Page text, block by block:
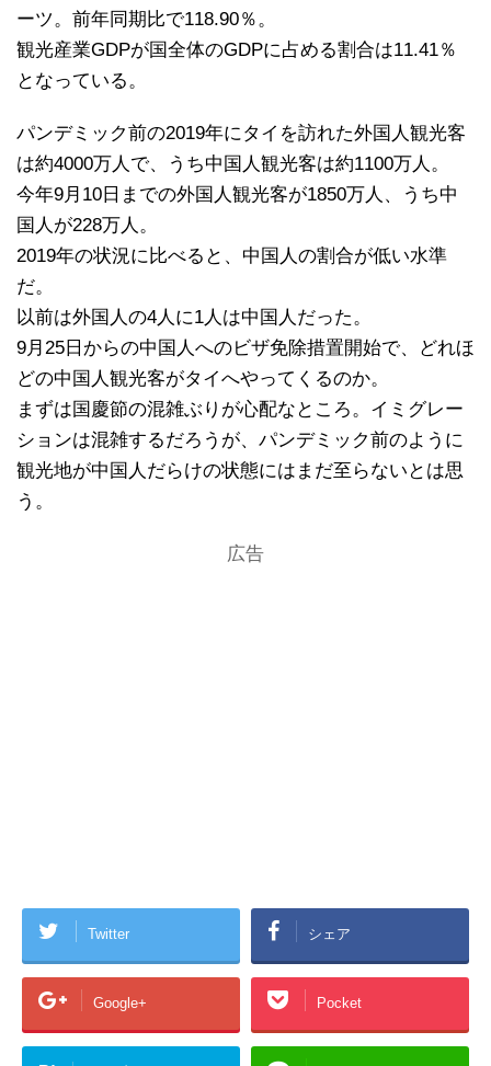
ーツ。前年同期比で118.90％。
観光産業GDPが国全体のGDPに占める割合は11.41％
となっている。
パンデミック前の2019年にタイを訪れた外国人観光客
は約4000万人で、うち中国人観光客は約1100万人。
今年9月10日までの外国人観光客が1850万人、うち中
国人が228万人。
2019年の状況に比べると、中国人の割合が低い水準
だ。
以前は外国人の4人に1人は中国人だった。
9月25日からの中国人へのビザ免除措置開始で、どれほ
どの中国人観光客がタイへやってくるのか。
まずは国慶節の混雑ぶりが心配なところ。イミグレー
ションは混雑するだろうが、パンデミック前のように
観光地が中国人だらけの状態にはまだ至らないとは思
う。
広告
Twitter シェア
Google+ Pocket